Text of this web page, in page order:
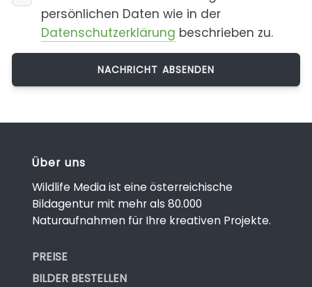
persönlichen Daten wie in der
Datenschutzerklärung beschrieben zu.
Über uns
Wildlife Media ist eine österreichische
Bildagentur mit mehr als 80.000
Naturaufnahmen für Ihre kreativen Projekte.
PREISE
BILDER BESTELLEN